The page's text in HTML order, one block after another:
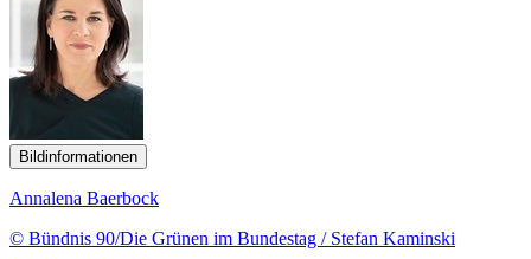
Bildinformationen
Annalena Baerbock
© Bündnis 90/Die Grünen im Bundestag / Stefan Kaminski